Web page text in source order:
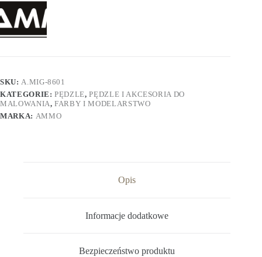
SKU:A.MIG-8601
KATEGORIE:PĘDZLE,PĘDZLE I AKCESORIA DO
MALOWANIA,FARBY I MODELARSTWO
MARKA: AMMO
Opis
Informacje dodatkowe
Bezpieczeństwo produktu